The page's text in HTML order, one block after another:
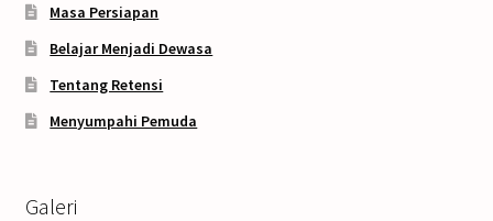
Masa Persiapan
Belajar Menjadi Dewasa
Tentang Retensi
Menyumpahi Pemuda
Galeri